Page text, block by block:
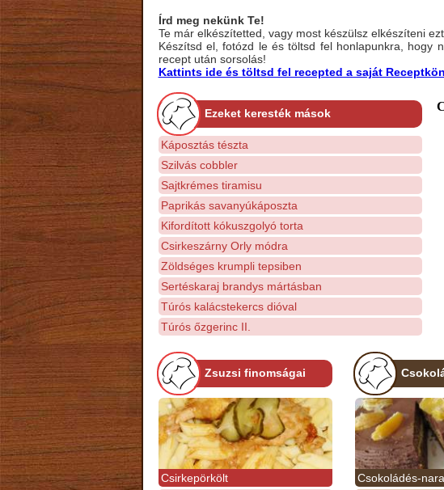
Írd meg nekünk Te!
Te már elkészítetted, vagy most készülsz elkészíteni
Készítsd el, fotózd le és töltsd fel honlapunkra, hogy
recept után sorsolás!
Kattints ide és töltsd fel recepted a saját
Ezeket keresték mások
Káposztás tészta
Szilvás cobbler
Sajtkrémes tiramisu
Paprikás savanyúkáposzta
Kifordított kókuszgolyó torta
Csirkeszárny Orly módra
Zöldséges krumpli tepsiben
Sertéskaraj brandys mártásban
Túrós kalácstekercs dióval
Túrós őzgerinc II.
Zsuzsi finomságai
Csirkepörkölt
Csokoládés-